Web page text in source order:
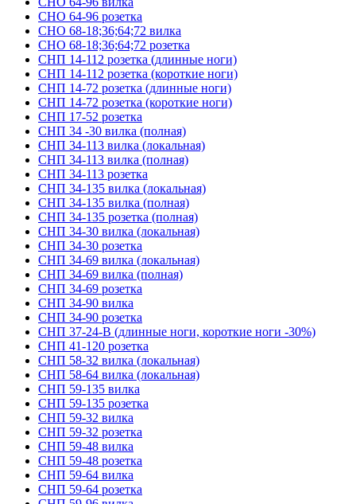
СНО 64-96 розетка
СНО 68-18;36;64;72 вилка
СНО 68-18;36;64;72 розетка
СНП 14-112 розетка (длинные ноги)
СНП 14-112 розетка (короткие ноги)
СНП 14-72 розетка (длинные ноги)
СНП 14-72 розетка (короткие ноги)
СНП 17-52 розетка
СНП 34 -30 вилка (полная)
СНП 34-113 вилка (локальная)
СНП 34-113 вилка (полная)
СНП 34-113 розетка
СНП 34-135 вилка (локальная)
СНП 34-135 вилка (полная)
СНП 34-135 розетка (полная)
СНП 34-30 вилка (локальная)
СНП 34-30 розетка
СНП 34-69 вилка (локальная)
СНП 34-69 вилка (полная)
СНП 34-69 розетка
СНП 34-90 вилка
СНП 34-90 розетка
СНП 37-24-В (длинные ноги, короткие ноги -30%)
СНП 41-120 розетка
СНП 58-32 вилка (локальная)
СНП 58-64 вилка (локальная)
СНП 59-135 вилка
СНП 59-135 розетка
СНП 59-32 вилка
СНП 59-32 розетка
СНП 59-48 вилка
СНП 59-48 розетка
СНП 59-64 вилка
СНП 59-64 розетка